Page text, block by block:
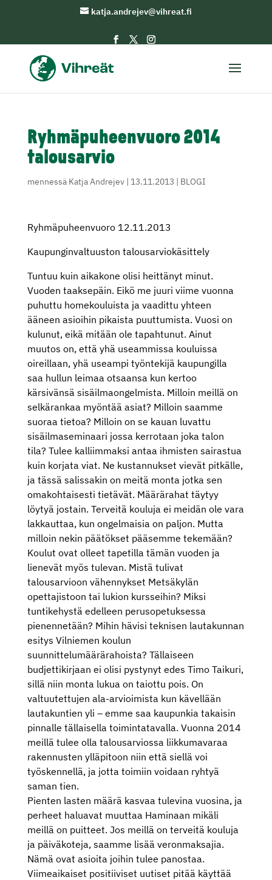
katja.andrejev@vihreat.fi
Ryhmäpuheenvuoro 2014
talousarvio
mennessä Katja Andrejev| 13.11.2013 | BLOGI
Ryhmäpuheenvuoro 12.11.2013
Kaupunginvaltuuston talousarviokäsittely
Tuntuu kuin aikakone olisi heittänyt minut.
Vuoden taaksepäin. Eikö me juuri viime vuonna
puhuttu homekouluista ja vaadittu yhteen
ääneen asioihin pikaista puuttumista. Vuosi on
kulunut, eikä mitään ole tapahtunut. Ainut
muutos on, että yhä useammissa kouluissa
oireillaan, yhä useampi työntekijä kaupungilla
saa hullun leimaa otsaansa kun kertoo
kärsivänsä sisäilmaongelmista. Milloin meillä on
selkärankaa myöntää asiat? Milloin saamme
suoraa tietoa? Milloin on se kauan luvattu
sisäilmaseminaari jossa kerrotaan joka talon
tila? Tulee kalliimmaksi antaa ihmisten sairastua
kuin korjata viat. Ne kustannukset vievät pitkälle,
ja tässä salissakin on meitä monta jotka sen
omakohtaisesti tietävät. Määrärahat täytyy
löytyä jostain. Terveitä kouluja ei meidän ole vara
lakkauttaa, kun ongelmaisia on paljon. Mutta
milloin nekin päätökset pääsemme tekemään?
Koulut ovat olleet tapetilla tämän vuoden ja
lienevät myös tulevan. Mistä tulivat
talousarvioon vähennykset Metsäkylän
opettajistoon tai lukion kursseihin? Miksi
tuntikehystä edelleen perusopetuksessa
pienennetään? Mihin hävisi teknisen lautakunnan
esitys Vilniemen koulun
suunnittelumäärärahoista? Tällaiseen
budjettikirjaan ei olisi pystynyt edes Timo Taikuri,
sillä niin monta lukua on taiottu pois. On
valtuutettujen ala-arvioimista kun kävellään
lautakuntien yli – emme saa kaupunkia takaisin
pinnalle tällaisella toimintatavalla. Vuonna 2014
meillä tulee olla talousarviossa liikkumavaraa
rakennusten ylläpitoon niin että siellä voi
työskennellä, ja jotta toimiin voidaan ryhtyä
saman tien.
Pienten lasten määrä kasvaa tulevina vuosina, ja
perheet haluavat muuttaa Haminaan mikäli
meillä on puitteet. Jos meillä on terveitä kouluja
ja päiväkoteja, saamme lisää veronmaksajia.
Nämä ovat asioita joihin tulee panostaa.
Viimeaikaiset positiiviset uutiset pitää käyttää